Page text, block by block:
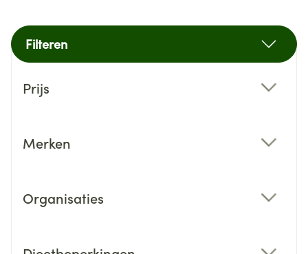
Filteren
Prijs
Merken
Organisaties